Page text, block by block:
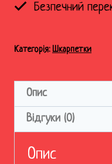
Безпечний
Категорія: Шкарпетки
Опис
Відгуки (0)
Опис